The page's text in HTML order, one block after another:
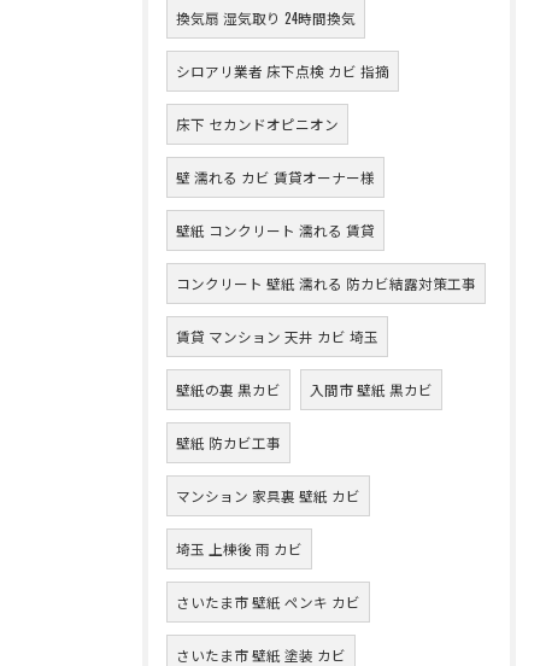
換気扇 湿気取り 24時間換気
シロアリ業者 床下点検 カビ 指摘
床下 セカンドオピニオン
壁 濡れる カビ 賃貸オーナー様
壁紙 コンクリート 濡れる 賃貸
コンクリート 壁紙 濡れる 防カビ結露対策工事
賃貸 マンション 天井 カビ 埼玉
壁紙の裏 黒カビ 入間市 壁紙 黒カビ
壁紙 防カビ工事
マンション 家具裏 壁紙 カビ
埼玉 上棟後 雨 カビ
さいたま市 壁紙 ペンキ カビ
さいたま市 壁紙 塗装 カビ